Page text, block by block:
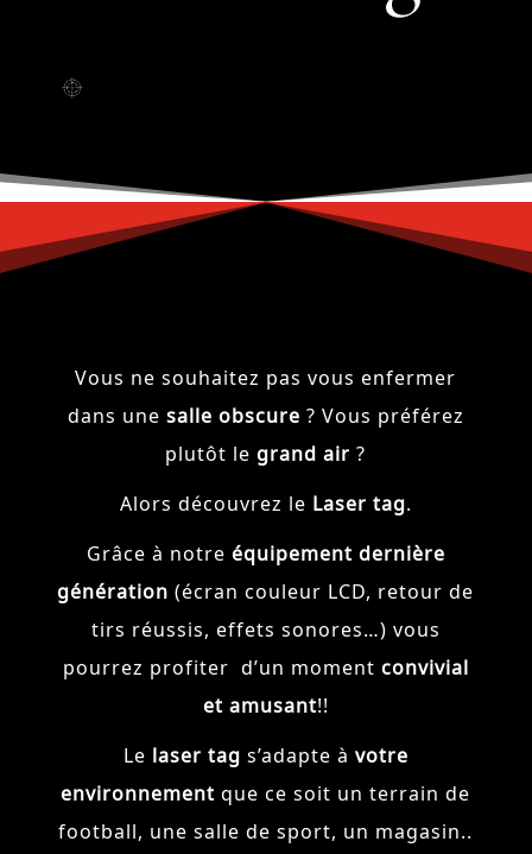
Vous ne souhaitez pas vous enfermer
dans une salle obscure ? Vous préférez
plutôt legrand air ?
Alors découvrez le Laser tag.
Grâce à notre équipement dernière
génération (écran couleur LCD, retour de
tirs réussis, effets sonores…) vous
pourrez profiter d’un moment convivial
et amusant!!
Le laser tag s’adapte à votre
environnement que ce soit un terrain de
football, une salle de sport, un magasin..